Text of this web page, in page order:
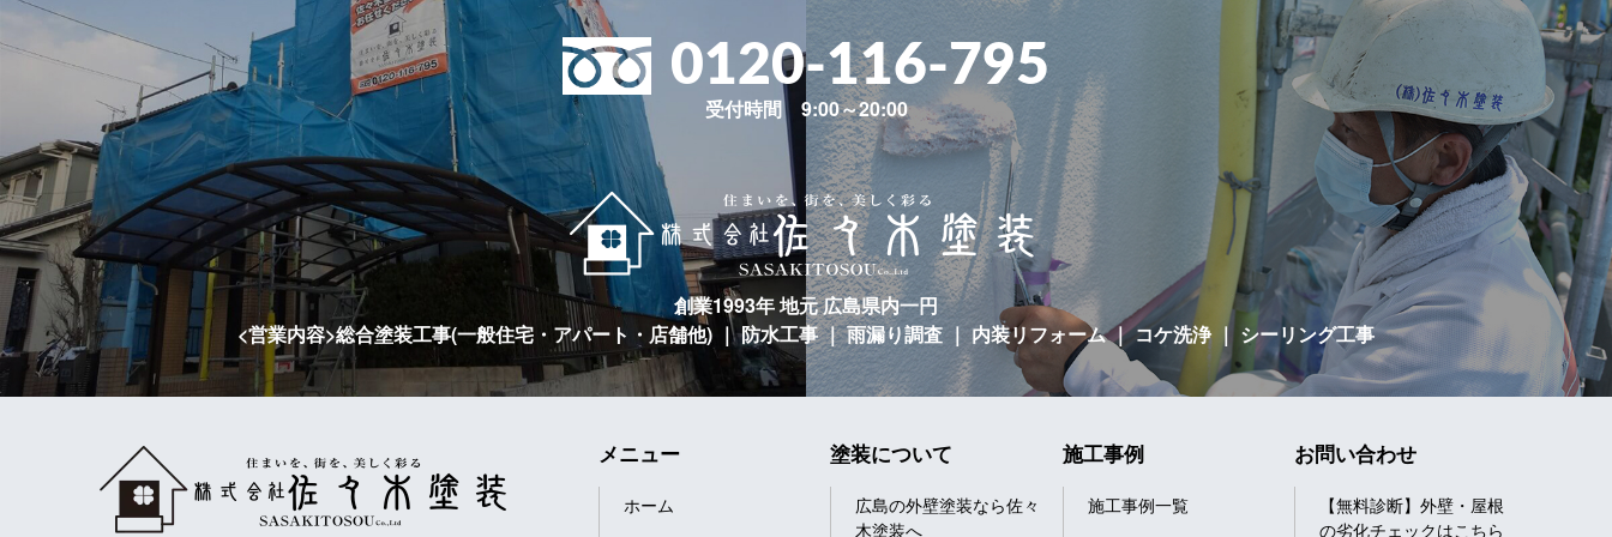
0120-116-795
受付時間 9:00～20:00
創業1993年 地元 広島県内一円
<営業内容>総合塗装工事(一般住宅・アパート・店舗他) ｜ 防水工事 ｜ 雨漏り調査 ｜ 内装リフォーム｜ コケ洗浄 ｜ シーリング工事
メニュー
ホーム
塗装について
広島の外壁塗装なら佐々
木塗装へ
施工事例
施工事例一覧
お問い合わせ
【無料診断】外壁・屋根
の劣化チェックはこちら